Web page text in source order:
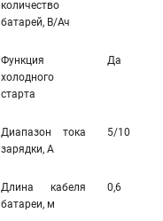
количество
батарей, В/Ач
Функция
холодного
старта
Да
Диапазон тока
зарядки, А
5/10
Длина кабеля
батареи, м
0,6